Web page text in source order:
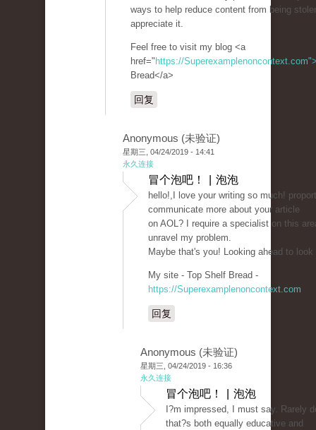
ways to help reduce content from being
appreciate it.
Feel free to visit my blog <a
href=" https://
Bread</a>
回复
Anonymous (未验证)
星期三, 04/24/2019 - 14:41
永久连接
冒个泡吧！ | 泡泡
hello!,I love your writing so much!
communicate more about your article
on AOL? I require a specialist on this
unravel my problem.
Maybe that's you! Looking ahead to look
My site - Top Shelf Bread -
https://Superexamplenoncontext.com
回复
Anonymous (未验证)
星期三, 04/24/2019 - 16:36
永久连接
冒个泡吧！ | 泡泡
I?m impressed, I must say. Rarely
that?s both equally educative and